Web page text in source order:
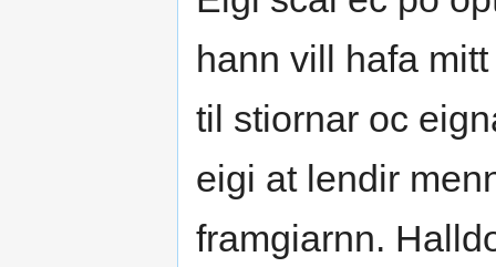
hann vill hafa
til stiornar oc
eigi at lendir
framgiarnn.